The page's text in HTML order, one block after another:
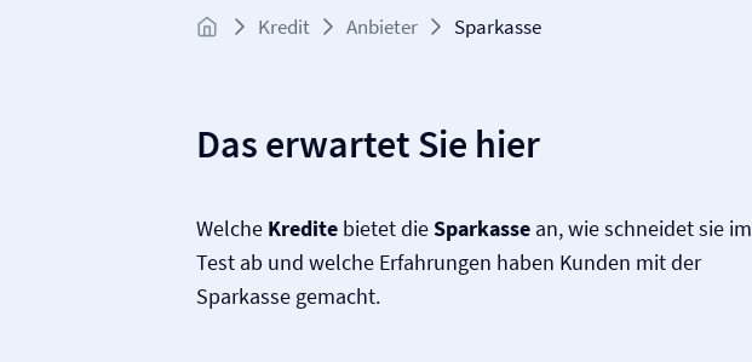
Kredit Anbieter Sparkasse
Das erwartet Sie hier
Welche Kredite bietet dieSparkasse an, wie schneidet sie im
Test ab und welche Erfahrungen haben Kunden mit der
Sparkasse gemacht.